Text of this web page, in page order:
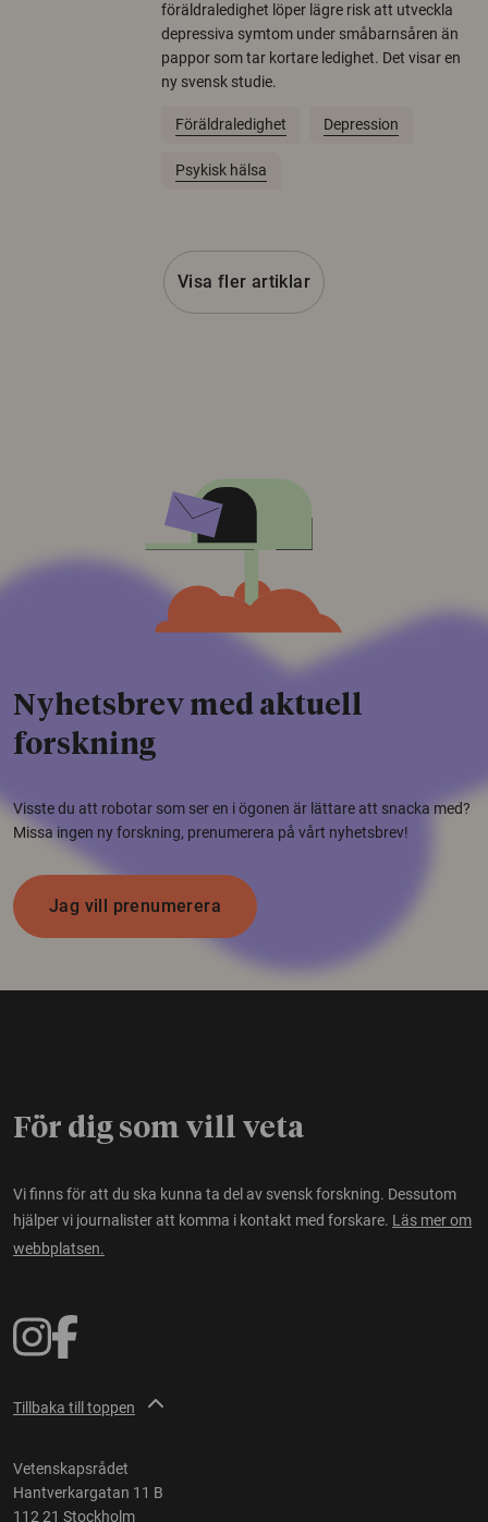
föräldraledighet löper lägre risk att utveckla
depressiva symtom under småbarnsåren än
pappor som tar kortare ledighet. Det visar en
ny svensk studie.
Föräldraledighet Depression
Psykisk hälsa
Visa fler artiklar
Nyhetsbrev med aktuell
forskning
Visste du att robotar som ser en i ögonen är lättare att snacka med?
Missa ingen ny forskning, prenumerera på vårt nyhetsbrev!
Jag vill prenumerera
För dig som vill veta
Vi finns för att du ska kunna ta del av svensk forskning. Dessutom
hjälper vi journalister att komma i kontakt med forskare. Läs mer om
webbplatsen.
Tillbaka till toppen
Vetenskapsrådet
Hantverkargatan 11 B
112 21 Stockholm